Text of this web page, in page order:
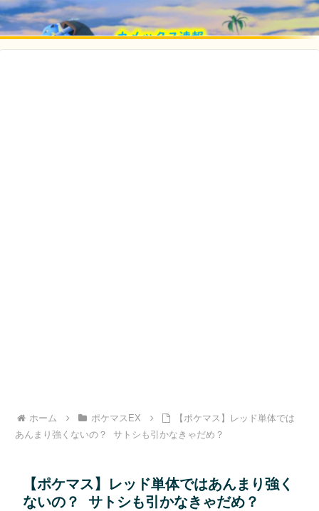
ホーム ポケマスEX
【ポケマス】レッド単体では
あんまり強くないの？ サトシも引かなきゃだめ？
【ポケマス】レッド単体ではあんまり強く
ないの？ サトシも引かなきゃだめ？